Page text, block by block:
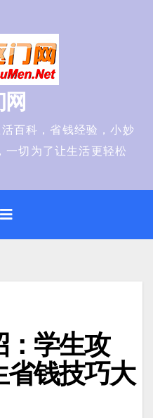
百科，省钱经验，小妙
一切为了让生活更轻松
：学生攻
省钱技巧大